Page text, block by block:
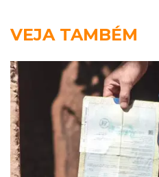
VEJA TAMBÉM